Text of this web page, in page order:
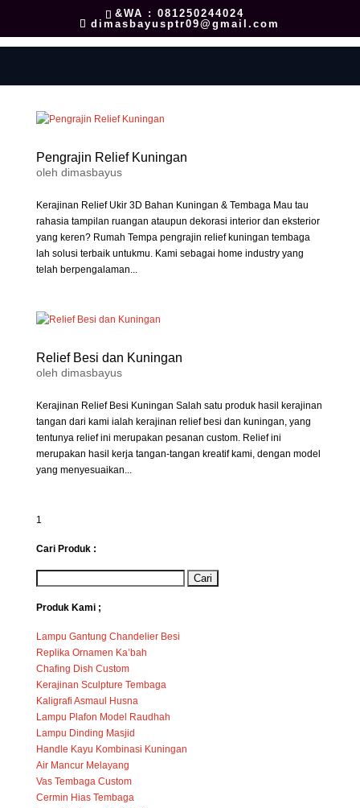
&WA : 081250244024
dimasbayusptr09@gmail.com
Pengrajin Relief Kuningan
oleh dimasbayus
Kerajinan Relief Ukir 3D Bahan Kuningan & Tembaga Mau tau
rahasia tampilan ruangan ataupun dekorasi interior dan eksterior
yang keren? Rumah Tempa pengrajin relief kuningan tembaga
lah solusi terbaik untukmu. Kami sebagai home industry yang
telah berpengalaman...
Relief Besi dan Kuningan
oleh dimasbayus
Kerajinan Relief Besi Kuningan Salah satu produk hasil kerajinan
tangan dari kami ialah kerajinan relief besi dan kuningan, yang
tentunya relief ini merupakan pesanan custom. Relief ini
merupakan hasil kerja tangan-tangan kreatif kami, dengan model
yang menyesuaikan...
1
Cari Produk :
Produk Kami ;
Lampu Gantung Chandelier Besi
Replika Ornamen Ka’bah
Chafing Dish Custom
Kerajinan Sculpture Tembaga
Kaligrafi Asmaul Husna
Lampu Plafon Model Raudhah
Lampu Dinding Masjid
Handle Kayu Kombinasi Kuningan
Air Mancur Melayang
Vas Tembaga Custom
Cermin Hias Tembaga